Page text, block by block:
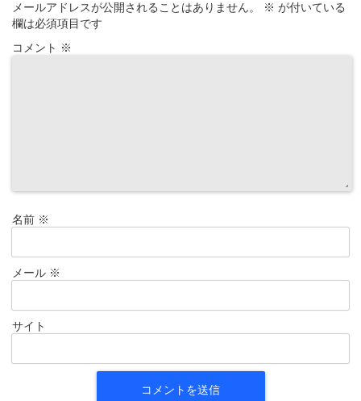
メールアドレスが公開されることはありません。 ※ が付いている
欄は必須項目です
コメント ※
名前 ※
メール ※
サイト